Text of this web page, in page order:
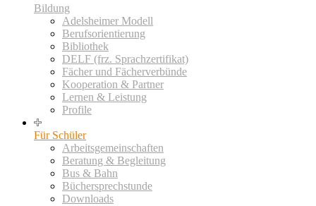
Bildung
Adelsheimer Modell
Berufsorientierung
Bibliothek
DELF (frz. Sprachzertifikat)
Fächer und Fächerverbünde
Kooperation & Partner
Lernen & Leistung
Profile
Für Schüler
Arbeitsgemeinschaften
Beratung & Begleitung
Bus & Bahn
Büchersprechstunde
Downloads